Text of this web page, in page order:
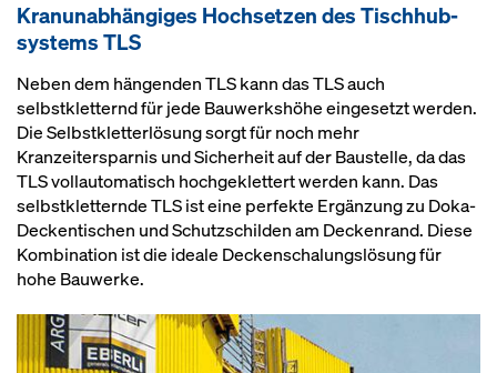
Kra­n­un­ab­hän­gi­ges Hoch­set­zen des Tisch­hub­
sys­tems TLS
Neben dem hängenden TLS kann das TLS auch
selbstkletternd für jede Bauwerkshöhe eingesetzt werden.
Die Selbstkletterlösung sorgt für noch mehr
Kranzeitersparnis und Sicherheit auf der Baustelle, da das
TLS vollautomatisch hochgeklettert werden kann. Das
selbstkletternde TLS ist eine perfekte Ergänzung zu Doka-
Deckentischen und Schutzschilden am Deckenrand. Diese
Kombination ist die ideale Deckenschalungslösung für
hohe Bauwerke.